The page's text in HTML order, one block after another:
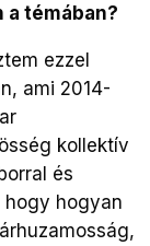
témában?
ezzel
ami 2014-
kollektív
és
hogy hogyan